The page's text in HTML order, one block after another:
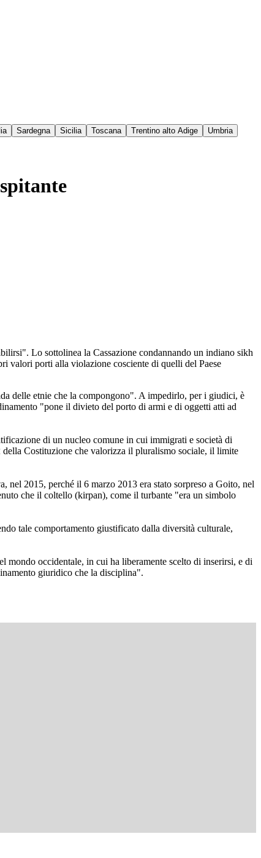
Sardegna Sicilia Toscana Trentino alto Adige
Umbria
Lo sottolinea la Cassazione condannando un indiano sikh
valori porti alla violazione cosciente di quelli del Paese
delle etnie che la compongono". A impedirlo, per i giudici, è
"pone il divieto del porto di armi e di oggetti atti ad
di un nucleo comune in cui immigrati e società di
Costituzione che valorizza il pluralismo sociale, il limite
2015, perché il 6 marzo 2013 era stato sorpreso a Goito, nel
che il coltello (kirpan), come il turbante "era un simbolo
tale comportamento giustificato dalla diversità culturale,
occidentale, in cui ha liberamente scelto di inserirsi, e di
giuridico che la disciplina".